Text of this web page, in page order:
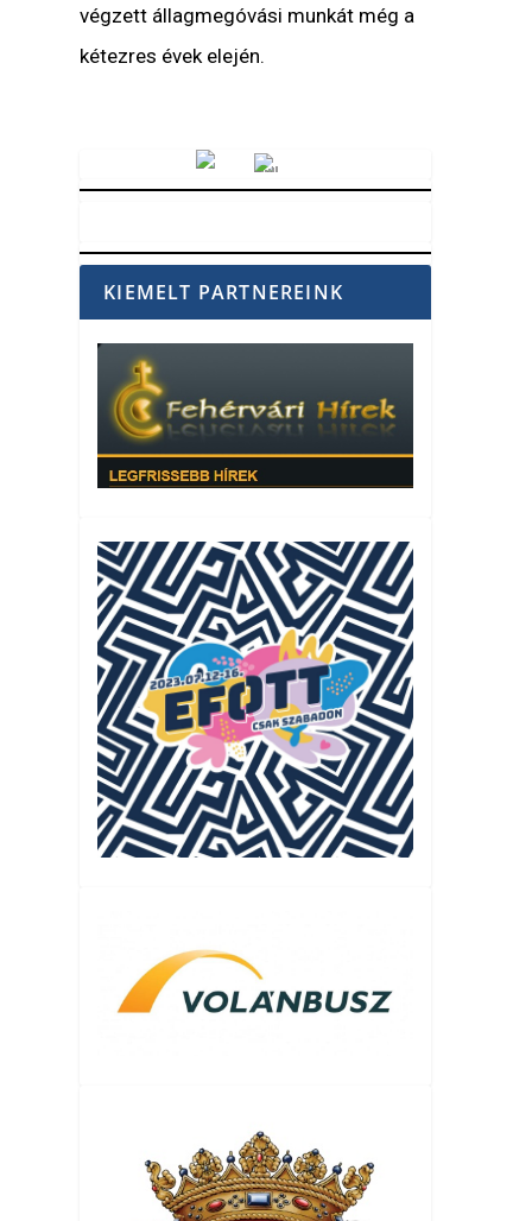
végzett állagmegóvási munkát még a
kétezres évek elején.
KIEMELT PARTNEREINK